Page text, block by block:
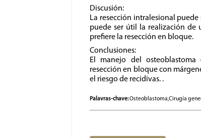
Discusión:
La resección intralesional
puede ser útil la realización de
prefiere la resección en bloque.
Conclusiones:
El manejo del osteoblastoma
resección en bloque con
el riesgo de recidivas. .
Palavras-chave:Osteoblastoma,Cirugía